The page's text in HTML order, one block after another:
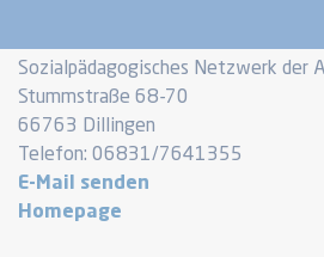
Sozialpädagogisches Netzwerk der
Stummstraße 68-70
66763 Dillingen
Telefon: 06831/7641355
E-Mail senden
Homepage